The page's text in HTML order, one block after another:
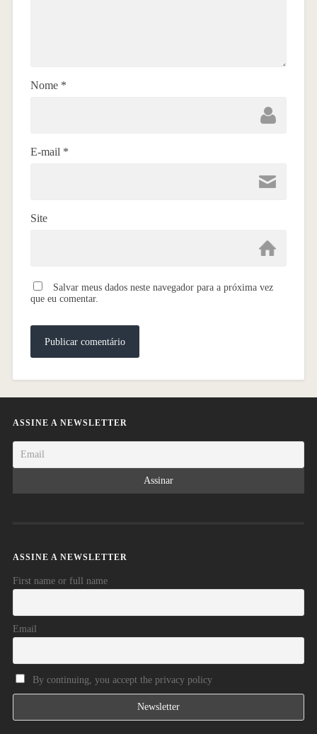
Nome *
E-mail *
Site
Salvar meus dados neste navegador para a próxima vez
que eu comentar.
ASSINE A NEWSLETTER
ASSINE A NEWSLETTER
First name or full name
Email
By continuing, you accept the privacy policy